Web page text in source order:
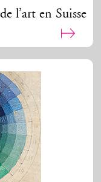
l’art en Suisse